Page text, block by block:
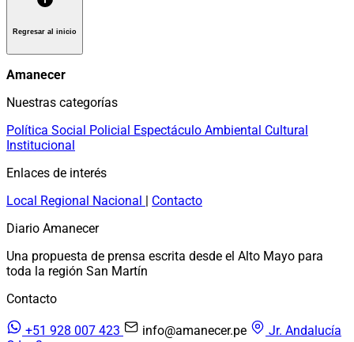
Regresar al inicio
Amanecer
Nuestras categorías
Política Social Policial Espectáculo Ambiental Cultural
Institucional
Enlaces de interés
Local Regional Nacional | Contacto
Diario Amanecer
Una propuesta de prensa escrita desde el Alto Mayo para
toda la región San Martín
Contacto
+51 928 007 423 info@amanecer.pe
Jr. Andalucía